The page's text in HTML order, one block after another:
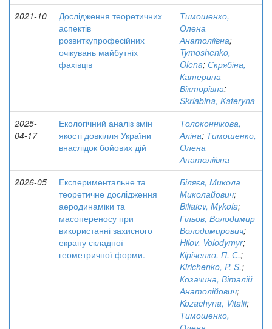
2021-10
Дослідження теоретичних
аспектів
розвиткупрофесійних
очікувань майбутніх
фахівців
Тимошенко,
Олена
Анатоліївна;
Tymoshenko,
Olena; Скрябіна,
Катерина
Вікторівна;
Skriabina, Kateryna
2025-
04-17
Екологічний аналіз змін
якості довкілля України
внаслідок бойових дій
Толоконнікова,
Аліна; Тимошенко,
Олена
Анатоліївна
2026-05
Експериментальне та
теоретичне дослідження
аеродинаміки та
масопереносу при
використанні захисного
екрану складної
геометричної форми.
Біляєв, Микола
Миколайович;
Biliaiev, Mykola;
Гільов, Володимир
Володимирович;
Hilov, Volodymyr;
Кіріченко, П. С.;
Kirichenko, P. S.;
Козачина, Віталій
Анатолійович;
Kozachyna, Vitalii;
Тимошенко,